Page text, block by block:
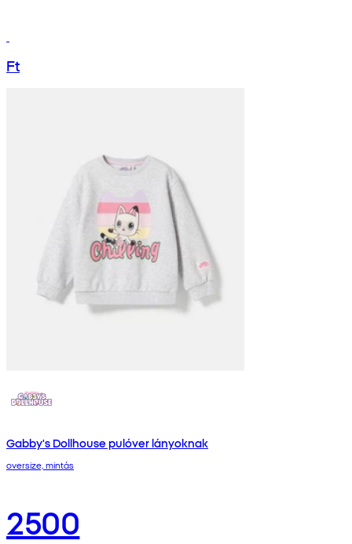
Ft
Gabby's Dollhouse pulóver lányoknak
oversize, mintás
2500